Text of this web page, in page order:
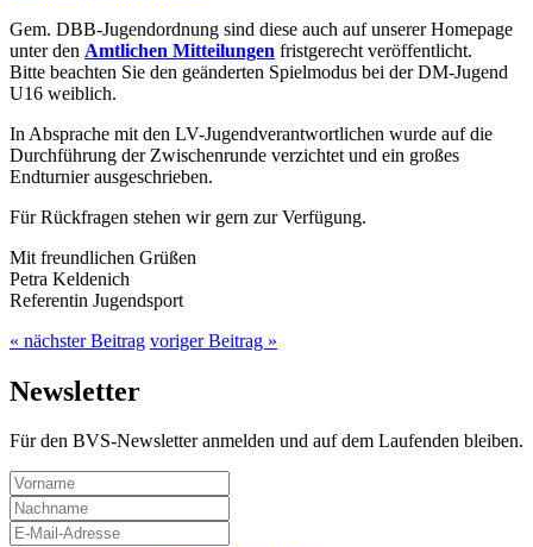
Gem. DBB-Jugendordnung sind diese auch auf unserer Homepage
unter den Amtlichen Mitteilungen fristgerecht veröffentlicht.
Bitte beachten Sie den geänderten Spielmodus bei der DM-Jugend
U16 weiblich.
In Absprache mit den LV-Jugendverantwortlichen wurde auf die
Durchführung der Zwischenrunde verzichtet und ein großes
Endturnier ausgeschrieben.
Für Rückfragen stehen wir gern zur Verfügung.
Mit freundlichen Grüßen
Petra Keldenich
Referentin Jugendsport
« nächster Beitrag voriger Beitrag »
Newsletter
Für den BVS-Newsletter anmelden und auf dem Laufenden bleiben.